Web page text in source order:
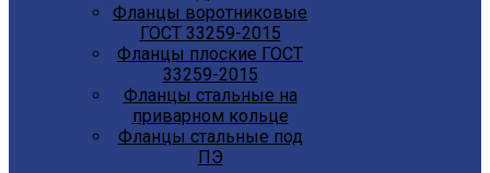
Фланцы воротниковые
ГОСТ 33259-2015
Фланцы плоские ГОСТ
33259-2015
Фланцы стальные на
приварном кольце
Фланцы стальные под
ПЭ